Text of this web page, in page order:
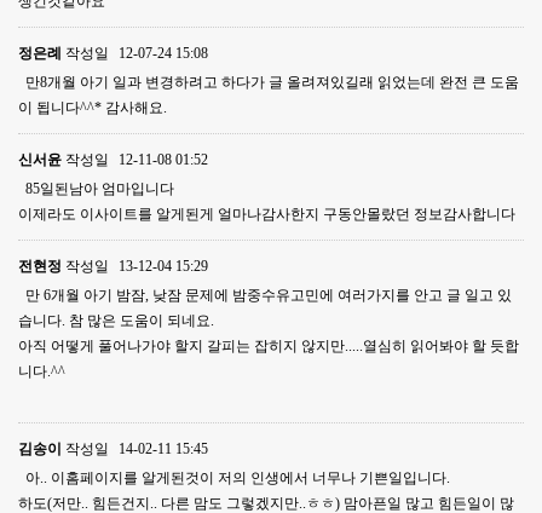
정은례 작성일
12-07-24 15:08
만8개월 아기 일과 변경하려고 하다가 글 올려져있길래 읽었는데 완전 큰 도움
이 됩니다^^* 감사해요.
신서윤 작성일
12-11-08 01:52
85일된남아 엄마입니다
이제라도 이사이트를 알게된게 얼마나감사한지 구동안몰랐던 정보감사합니다
전현정 작성일
13-12-04 15:29
만 6개월 아기 밤잠, 낮잠 문제에 밤중수유고민에 여러가지를 안고 글 일고 있
습니다. 참 많은 도움이 되네요.
아직 어떻게 풀어나가야 할지 갈피는 잡히지 않지만.....열심히 읽어봐야 할 듯합
니다.^^
김송이 작성일
14-02-11 15:45
아.. 이홈페이지를 알게된것이 저의 인생에서 너무나 기쁜일입니다.
하도(저만.. 힘든건지.. 다른 맘도 그렇겠지만..ㅎㅎ) 맘아픈일 많고 힘든일이 많